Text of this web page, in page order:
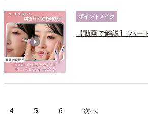
ポイントメイク
【動画で解説】“ハ
4 5 6 次へ